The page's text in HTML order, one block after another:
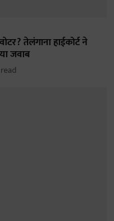
तेलंगाना हाईकोर्ट ने
जवाब